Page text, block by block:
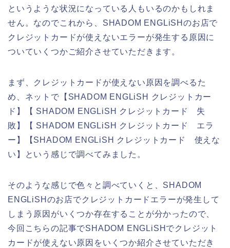
というような状況になっている人もいるのかもしれま
せん。なのでこれから、SHADOM ENGLiSHのお店で
クレジットカードが使えないエラーが発生する原因に
ついていくつかご紹介させていただきます。
まず、クレジットカードが使えない原因を調べるた
め、ネットで【SHADOM ENGLiSH クレジットカー
ド】【 SHADOM ENGLiSH クレジットカード 失
敗】【 SHADOM ENGLiSH クレジットカード エラ
ー】【SHADOM ENGLiSH クレジットカード 使えな
い】という感じで調べてみました。
そのような感じで色々と調べていくと、SHADOM
ENGLiSHのお店でクレジットカードエラーが発生して
しまう原因がいくつか存在することが分かったので、
今回こちらの記事でSHADOM ENGLiSHでクレジット
カードが使えない原因をいくつか紹介させていただき